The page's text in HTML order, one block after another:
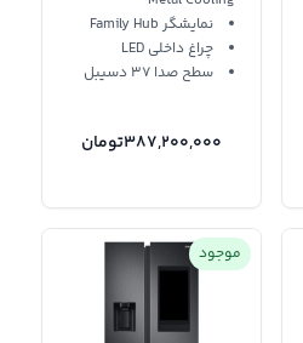
نمایشگر Family Hub
چراغ داخلی LED
سطح صدا 37 دسیبل
387,200,000تومان
موجود